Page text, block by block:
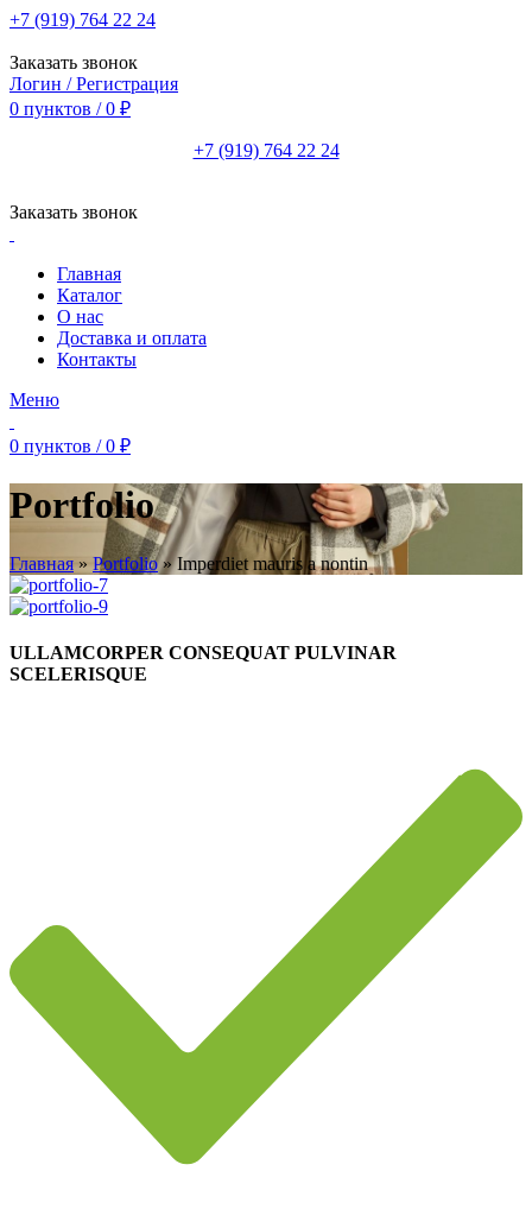
+7 (919) 764 22 24
Заказать звонок
Логин / Регистрация
0 пунктов / 0 ₽
+7 (919) 764 22 24
Заказать звонок
Главная
Каталог
О нас
Доставка и оплата
Контакты
Меню
0 пунктов / 0 ₽
Portfolio
Главная» Portfolio»Imperdiet mauris a nontin
ULLAMCORPER CONSEQUAT PULVINAR
SCELERISQUE